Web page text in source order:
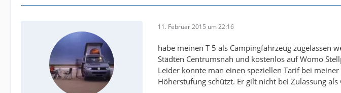
11. Februar 2015 um 22:16
habe meinen T 5 als Campingfahrzeug zugelassen
Städten Centrumsnah und kostenlos auf Womo
Leider konnte man einen speziellen Tarif bei
Höherstufung schützt. Er gilt nicht bei Zulassung als